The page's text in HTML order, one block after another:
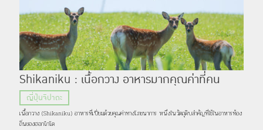
Shikaniku : เนื้อกวาง อาหารมากคุณค่าที่คน
ญี่ปุ่นกล้ากิน
ญี่ปุ่นจิปาถะ
เนื้อกวาง (Shikaniku) อาหารที่เปี่ยมด้วยคุณค่าทางโภชนาการ หนึ่งในวัตถุดิบสำคัญที่ใช้ในอาหารท้อง
ถิ่นของฮอกไกโด